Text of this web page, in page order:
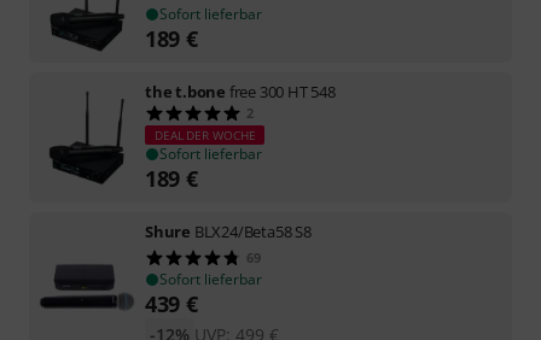
Sofort lieferbar
189 €
the t.bone free 300 HT 548
2
DEAL DER WOCHE
Sofort lieferbar
189 €
Shure BLX24/Beta58 S8
69
Sofort lieferbar
439 €
UVP: 499 €
-12%